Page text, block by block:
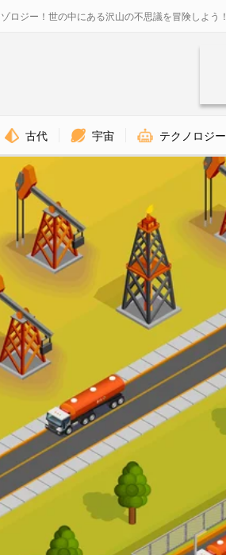
ロジー！世の中にある沢山の不思議を冒険しよう！
古代 宇宙 テクノロジー